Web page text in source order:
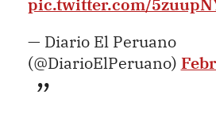
pic.twitter.com/
— Diario El Peruano
(@DiarioElPeruano)